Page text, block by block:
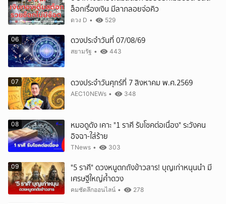
ล็อกเรื่องเงิน มีลาภลอยจ่อคิว
ดวง D • 529
06 ดวงประจำวันที่ 07/08/69
สยามรัฐ • 443
07 ดวงประจำวันศุกร์ที่ 7 สิงหาคม พ.ศ.2569
AEC10NEWs • 348
08
หมอดูดัง เคาะ "1 ราศี รับโชคต่อเนื่อง" ระวังคน
อิจฉา-ใส่ร้าย
TNews • 303
09
"5 ราศี" ดวงหนูตกถังข้าวสาร! บุญเก่าหนุนนำ มี
เศรษฐีใหญ่ค้ำดวง
คมชัดลึกออนไลน์ • 278